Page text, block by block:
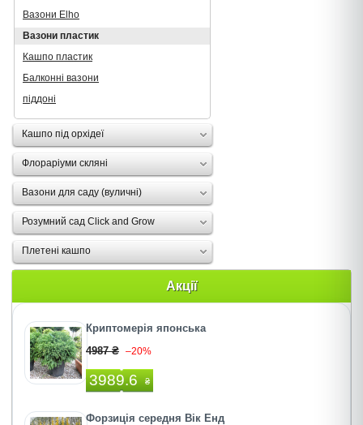
Вазони Elho
Вазони пластик
Кашпо пластик
Балконні вазони
піддоні
Кашпо під орхідеї
Флораріуми скляні
Вазони для саду (вуличні)
Розумний сад Click and Grow
Плетені кашпо
Акції
Криптомерія японська
4987 ₴ –20%
3989.6 ₴
Форзиція середня Вік Енд